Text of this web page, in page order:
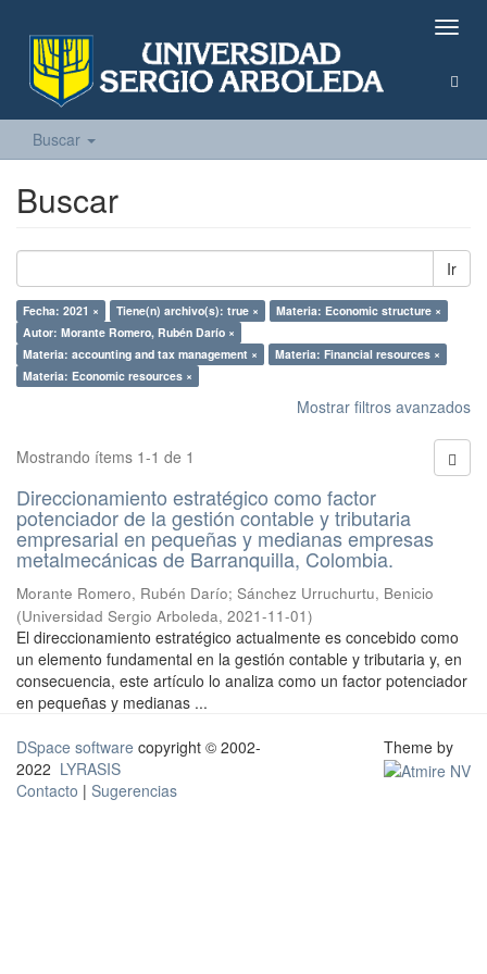
Buscar
Buscar
Ir
Fecha: 2021 × Tiene(n) archivo(s): true ×
Materia: Economic structure ×
Autor: Morante Romero, Rubén Darío ×
Materia: accounting and tax management ×
Materia: Financial resources ×
Materia: Economic resources ×
Mostrar filtros avanzados
Mostrando ítems 1-1 de 1
Direccionamiento estratégico como factor
potenciador de la gestión contable y tributaria
empresarial en pequeñas y medianas empresas
metalmecánicas de Barranquilla, Colombia.
Morante Romero, Rubén Darío; Sánchez Urruchurtu, Benicio
(Universidad Sergio Arboleda, 2021-11-01)
El direccionamiento estratégico actualmente es concebido como
un elemento fundamental en la gestión contable y tributaria y, en
consecuencia, este artículo lo analiza como un factor potenciador
en pequeñas y medianas ...
DSpace software copyright © 2002-
2022 LYRASIS
Contacto | Sugerencias
Theme by